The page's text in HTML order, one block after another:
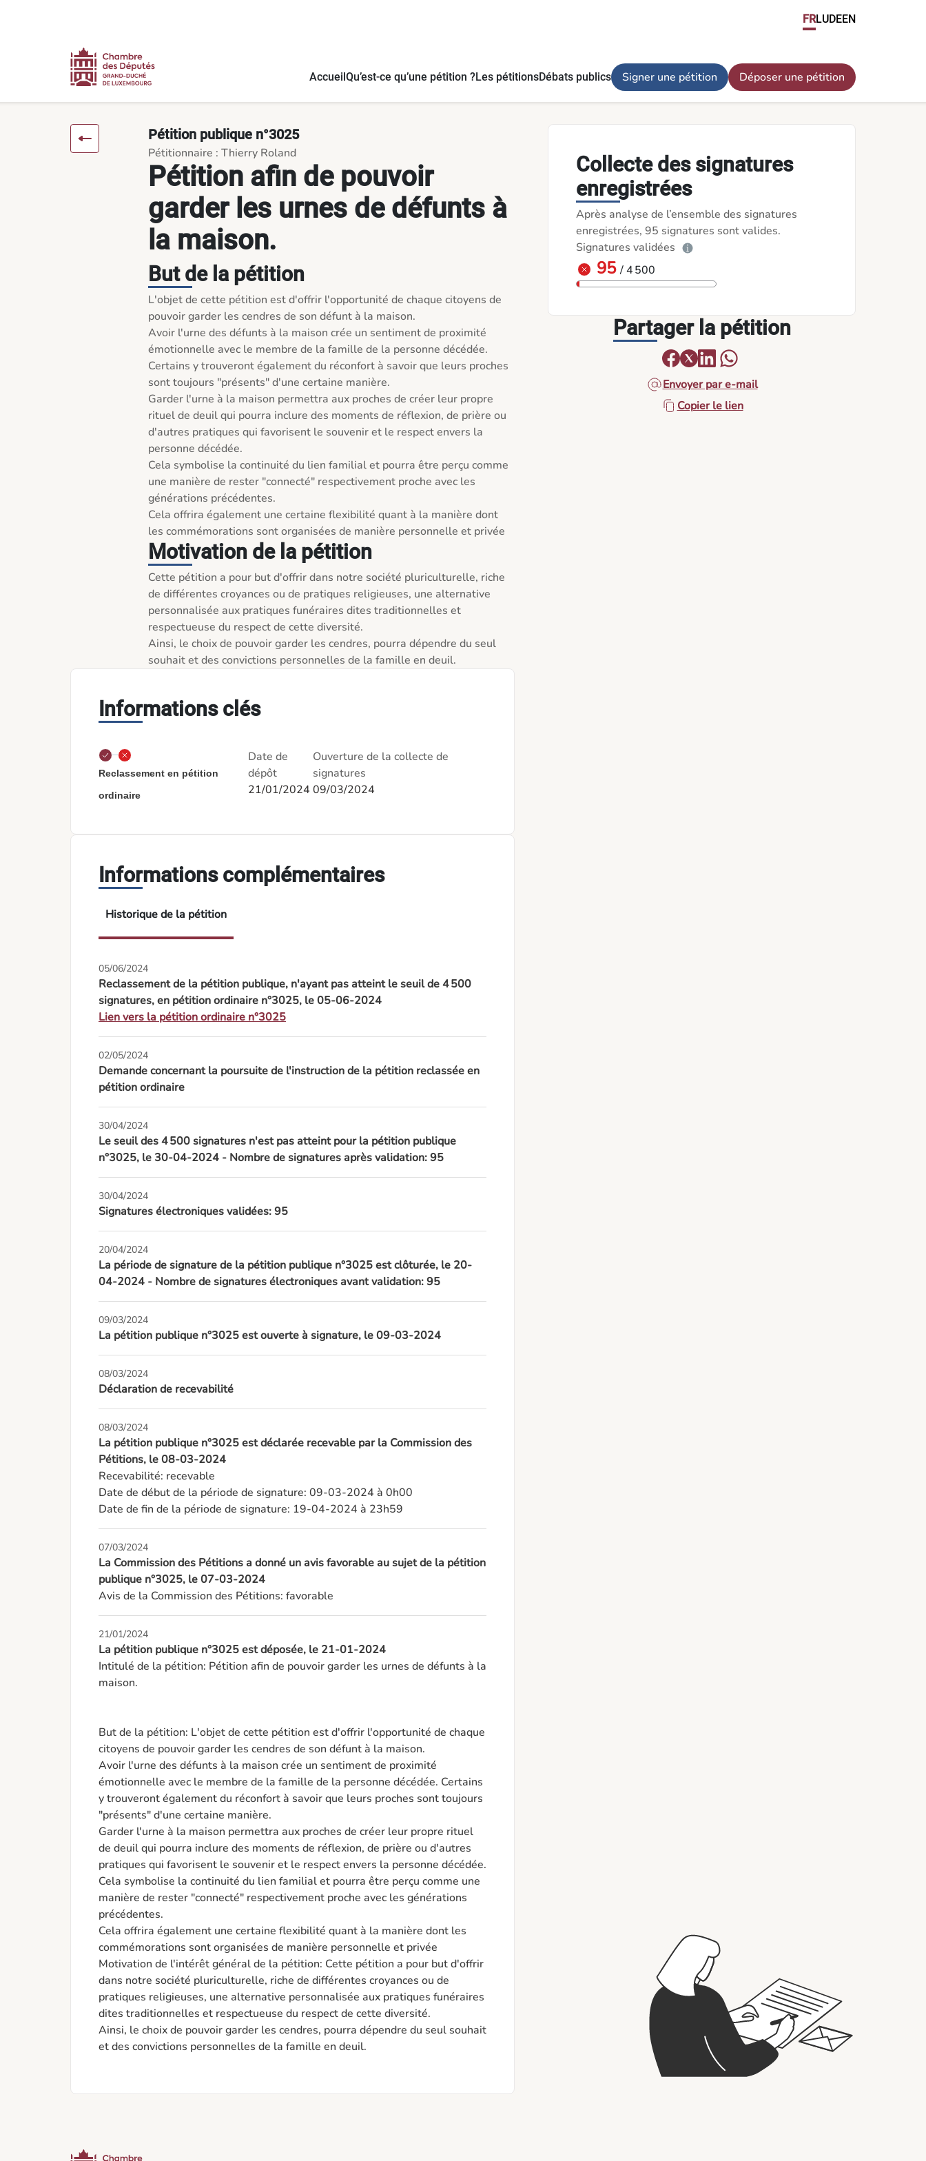
FRLUDEEN
AccueilQu’est-ce qu’une pétition ?Les pétitionsDébats publics Signer une pétition Déposer une pétition
Pétition afin de pouvoir
garder les urnes de défunts à
la maison.
Pétition publique n°3025
Pétitionnaire : Thierry Roland
But de la pétition
L'objet de cette pétition est d'offrir l'opportunité de chaque citoyens de
pouvoir garder les cendres de son défunt à la maison.
Avoir l'urne des défunts à la maison crée un sentiment de proximité
émotionnelle avec le membre de la famille de la personne décédée.
Certains y trouveront également du réconfort à savoir que leurs proches
sont toujours "présents" d'une certaine manière.
Garder l'urne à la maison permettra aux proches de créer leur propre
rituel de deuil qui pourra inclure des moments de réflexion, de prière ou
d'autres pratiques qui favorisent le souvenir et le respect envers la
personne décédée.
Cela symbolise la continuité du lien familial et pourra être perçu comme
une manière de rester "connecté" respectivement proche avec les
générations précédentes.
Cela offrira également une certaine flexibilité quant à la manière dont
les commémorations sont organisées de manière personnelle et privée
Motivation de la pétition
Cette pétition a pour but d'offrir dans notre société pluriculturelle, riche
de différentes croyances ou de pratiques religieuses, une alternative
personnalisée aux pratiques funéraires dites traditionnelles et
respectueuse du respect de cette diversité.
Ainsi, le choix de pouvoir garder les cendres, pourra dépendre du seul
Informations clés
Reclassement en pétition
ordinaire
Date de
dépôt
21/01/2024
Ouverture de la collecte de
signatures
09/03/2024
Informations complémentaires
Historique de la pétition
05/06/2024
Reclassement de la pétition publique, n'ayant pas atteint le seuil de 4 500
signatures, en pétition ordinaire n°3025, le 05-06-2024
Lien vers la pétition ordinaire n°3025
02/05/2024
Demande concernant la poursuite de l'instruction de la pétition reclassée en
pétition ordinaire
30/04/2024
Le seuil des 4 500 signatures n'est pas atteint pour la pétition publique
n°3025, le 30-04-2024 - Nombre de signatures après validation: 95
30/04/2024
Signatures électroniques validées: 95
20/04/2024
La période de signature de la pétition publique n°3025 est clôturée, le 20-
04-2024 - Nombre de signatures électroniques avant validation: 95
09/03/2024
La pétition publique n°3025 est ouverte à signature, le 09-03-2024
08/03/2024
Déclaration de recevabilité
08/03/2024
La pétition publique n°3025 est déclarée recevable par la Commission des
Pétitions, le 08-03-2024
Recevabilité: recevable
Date de début de la période de signature: 09-03-2024 à 0h00
Date de fin de la période de signature: 19-04-2024 à 23h59
07/03/2024
La Commission des Pétitions a donné un avis favorable au sujet de la pétition
publique n°3025, le 07-03-2024
Avis de la Commission des Pétitions: favorable
21/01/2024
La pétition publique n°3025 est déposée, le 21-01-2024
Intitulé de la pétition: Pétition afin de pouvoir garder les urnes de défunts à la
maison.
But de la pétition: L'objet de cette pétition est d'offrir l'opportunité de chaque
citoyens de pouvoir garder les cendres de son défunt à la maison.
Avoir l'urne des défunts à la maison crée un sentiment de proximité
émotionnelle avec le membre de la famille de la personne décédée. Certains
y trouveront également du réconfort à savoir que leurs proches sont toujours
"présents" d'une certaine manière.
Garder l'urne à la maison permettra aux proches de créer leur propre rituel
de deuil qui pourra inclure des moments de réflexion, de prière ou d'autres
pratiques qui favorisent le souvenir et le respect envers la personne décédée.
Cela symbolise la continuité du lien familial et pourra être perçu comme une
manière de rester "connecté" respectivement proche avec les générations
précédentes.
Cela offrira également une certaine flexibilité quant à la manière dont les
commémorations sont organisées de manière personnelle et privée
Motivation de l'intérêt général de la pétition: Cette pétition a pour but d'offrir
dans notre société pluriculturelle, riche de différentes croyances ou de
pratiques religieuses, une alternative personnalisée aux pratiques funéraires
dites traditionnelles et respectueuse du respect de cette diversité.
Ainsi, le choix de pouvoir garder les cendres, pourra dépendre du seul souhait
Collecte des signatures
enregistrées
Après analyse de l’ensemble des signatures
enregistrées, 95 signatures sont valides.
Signatures validées
95 / 4 500
Partager la pétition
Envoyer par e-mail
Copier le lien